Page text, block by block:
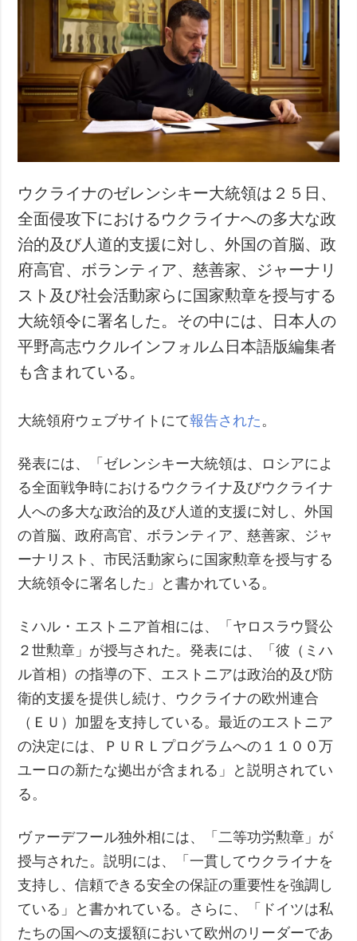
ウクライナのゼレンシキー大統領は２５日、
全面侵攻下におけるウクライナへの多大な政
治的及び人道的支援に対し、外国の首脳、政
府高官、ボランティア、慈善家、ジャーナリ
スト及び社会活動家らに国家勲章を授与する
大統領令に署名した。その中には、日本人の
平野高志ウクルインフォルム日本語版編集者
も含まれている。
大統領府ウェブサイトにて報告された 。
発表には、「ゼレンシキー大統領は、ロシアによ
る全面戦争時におけるウクライナ及びウクライナ
人への多大な政治的及び人道的支援に対し、外国
の首脳、政府高官、ボランティア、慈善家、ジャ
ーナリスト、市民活動家らに国家勲章を授与する
大統領令に署名した」と書かれている。
ミハル・エストニア首相には、「ヤロスラウ賢公
２世勲章」が授与された。発表には、「彼（ミハ
ル首相）の指導の下、エストニアは政治的及び防
衛的支援を提供し続け、ウクライナの欧州連合
（ＥＵ）加盟を支持している。最近のエストニア
の決定には、ＰＵＲＬプログラムへの１１００万
ユーロの新たな拠出が含まれる」と説明されてい
る。
ヴァーデフール独外相には、「二等功労勲章」が
授与された。説明には、「一貫してウクライナを
支持し、信頼できる安全の保証の重要性を強調し
ている」と書かれている。さらに、「ドイツは私
たちの国への支援額において欧州のリーダーであ